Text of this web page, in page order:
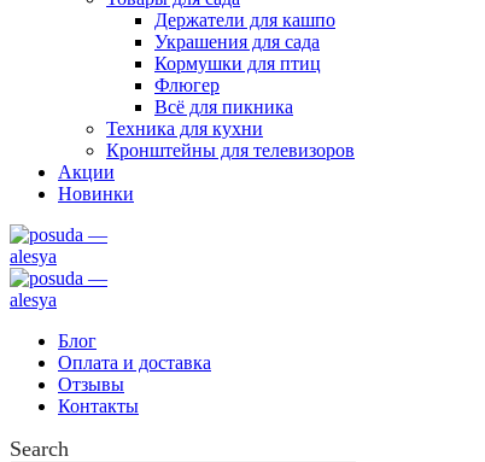
Держатели для кашпо
Украшения для сада
Кормушки для птиц
Флюгер
Всё для пикника
Техника для кухни
Кронштейны для телевизоров
Акции
Новинки
Блог
Оплата и доставка
Отзывы
Контакты
Search